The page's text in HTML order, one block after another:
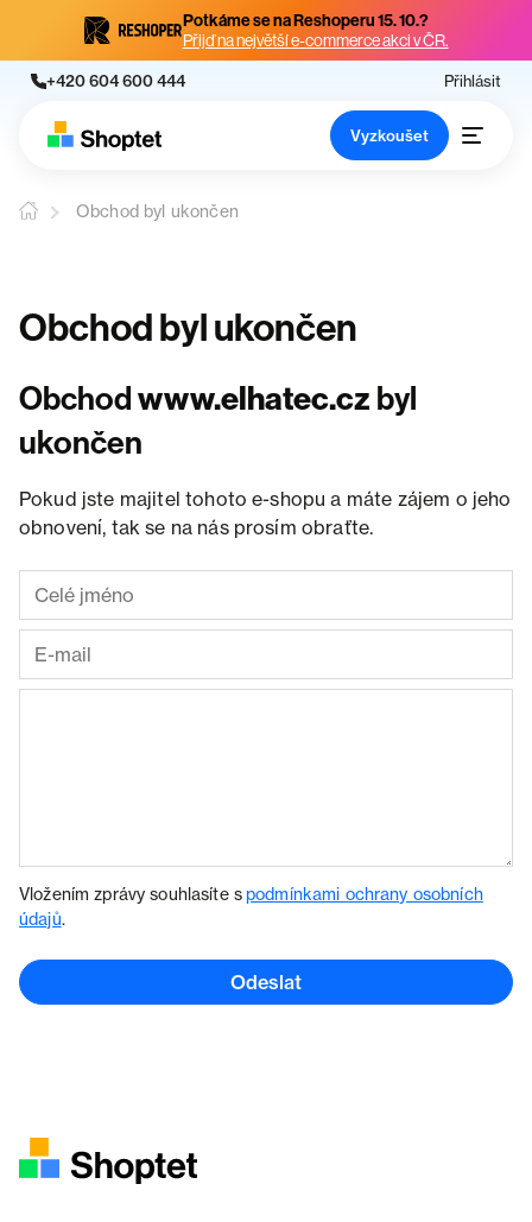
Potkáme se na Reshoperu 15. 10.?
Přijď na největší e-commerce akci v ČR.
+420 604 600 444 Přihlásit
Vyzkoušet
Obchod byl ukončen
Obchod byl ukončen
Obchodwww.elhatec.cz byl
ukončen
Pokud jste majitel tohoto e-shopu a máte zájem o jeho
obnovení, tak se na nás prosím obraťte.
Vložením zprávy souhlasíte spodmínkami ochrany osobních
údajů.
Odeslat